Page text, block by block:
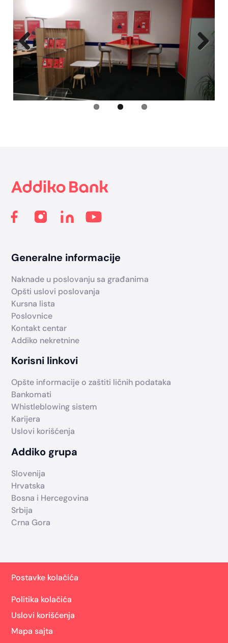
Previous
Generalne informacije
Naknade u poslovanju sa građanima
Opšti uslovi poslovanja
Kursna lista
Poslovnice
Kontakt centar
Addiko nekretnine
Korisni linkovi
Opšte informacije o zaštiti ličnih podataka
Bankomati
Whistleblowing sistem
Karijera
Uslovi korišćenja
Addiko grupa
Slovenija
Hrvatska
Bosna i Hercegovina
Srbija
Crna Gora
Postavke kolačića
Politika kolačića
Uslovi korišćenja
Mapa sajta